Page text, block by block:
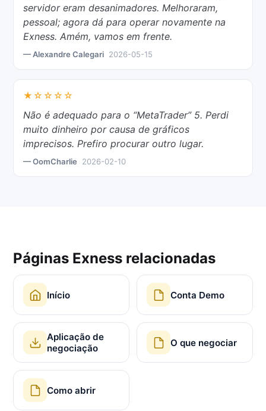
servidor eram desanimadores. Melhoraram,
pessoal; agora dá para operar novamente na
Exness. Amém, vamos em frente.
— Alexandre Calegari 2026-05-15
★☆☆☆☆
Não é adequado para o “MetaTrader” 5. Perdi
muito dinheiro por causa de gráficos
imprecisos. Prefiro procurar outro lugar.
— OomCharlie 2026-02-10
Páginas Exness relacionadas
Início Conta Demo
Aplicação de
negociação
O que negociar
Como abrir